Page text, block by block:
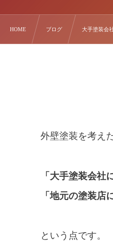
HOME ブログ 大手塗装会
外壁塗装を考え
「大手塗装会社
「地元の塗装店
という点です。